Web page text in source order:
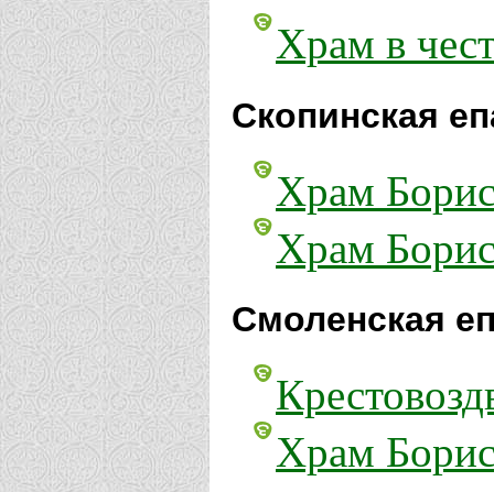
Храм в
Скопинская
Храм
Храм
Смоленская
Храм